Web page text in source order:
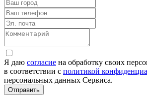
Я даю согласие на обработку своих
в соответствии с политикой
персональных данных Сервиса.